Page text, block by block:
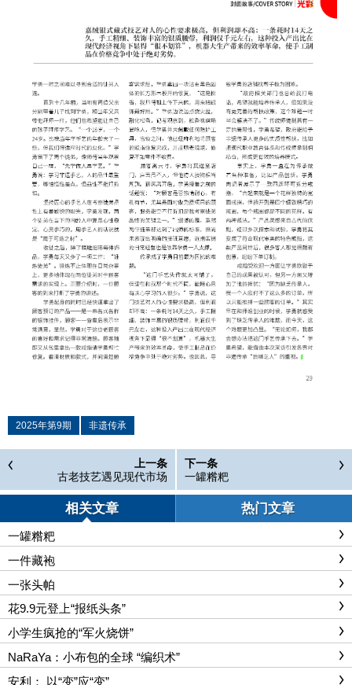
2025年第9期 非遗传承
上一条
古老技艺遇见现代市场
下一条
一罐糌粑
相关文章 热门文章
一罐糌粑
一件藏袍
一张头帕
花9.9元登上“报纸头条”
小学生疯抢的“军火烧饼”
NaRaYa：小布包的全球 “编织术”
安利： 以“变”应“变”